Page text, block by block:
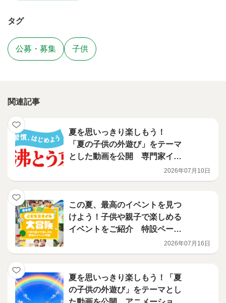
タグ
公募・募集 子供
関連記事
夏を思いっきり楽しもう！
「夏の子供の外遊び」をテーマ
とした動画を公開 専門家イン
2026年07月10日
この夏、最高のイベントを見つ
けよう！子供や親子で楽しめる
イベントをご紹介 特設ページ
「東京都こどもスマイル大冒
険」を公開
2026年07月16日
夏を思いっきり楽しもう！「夏
の子供の外遊び」をテーマとし